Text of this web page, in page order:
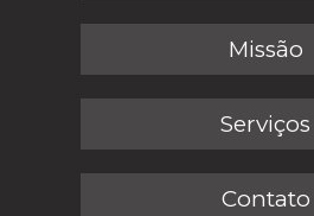
Missão
Serviços
Contato